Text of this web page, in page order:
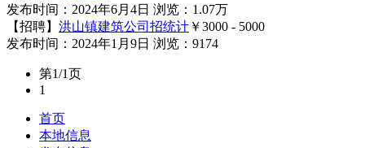
发布时间：2024年6月4日 浏览：1.07万
【招聘】 洪山镇建筑公司招统计 ￥3000 - 5000
发布时间：2024年1月9日 浏览：9174
第1/1页
1
首页
本地信息